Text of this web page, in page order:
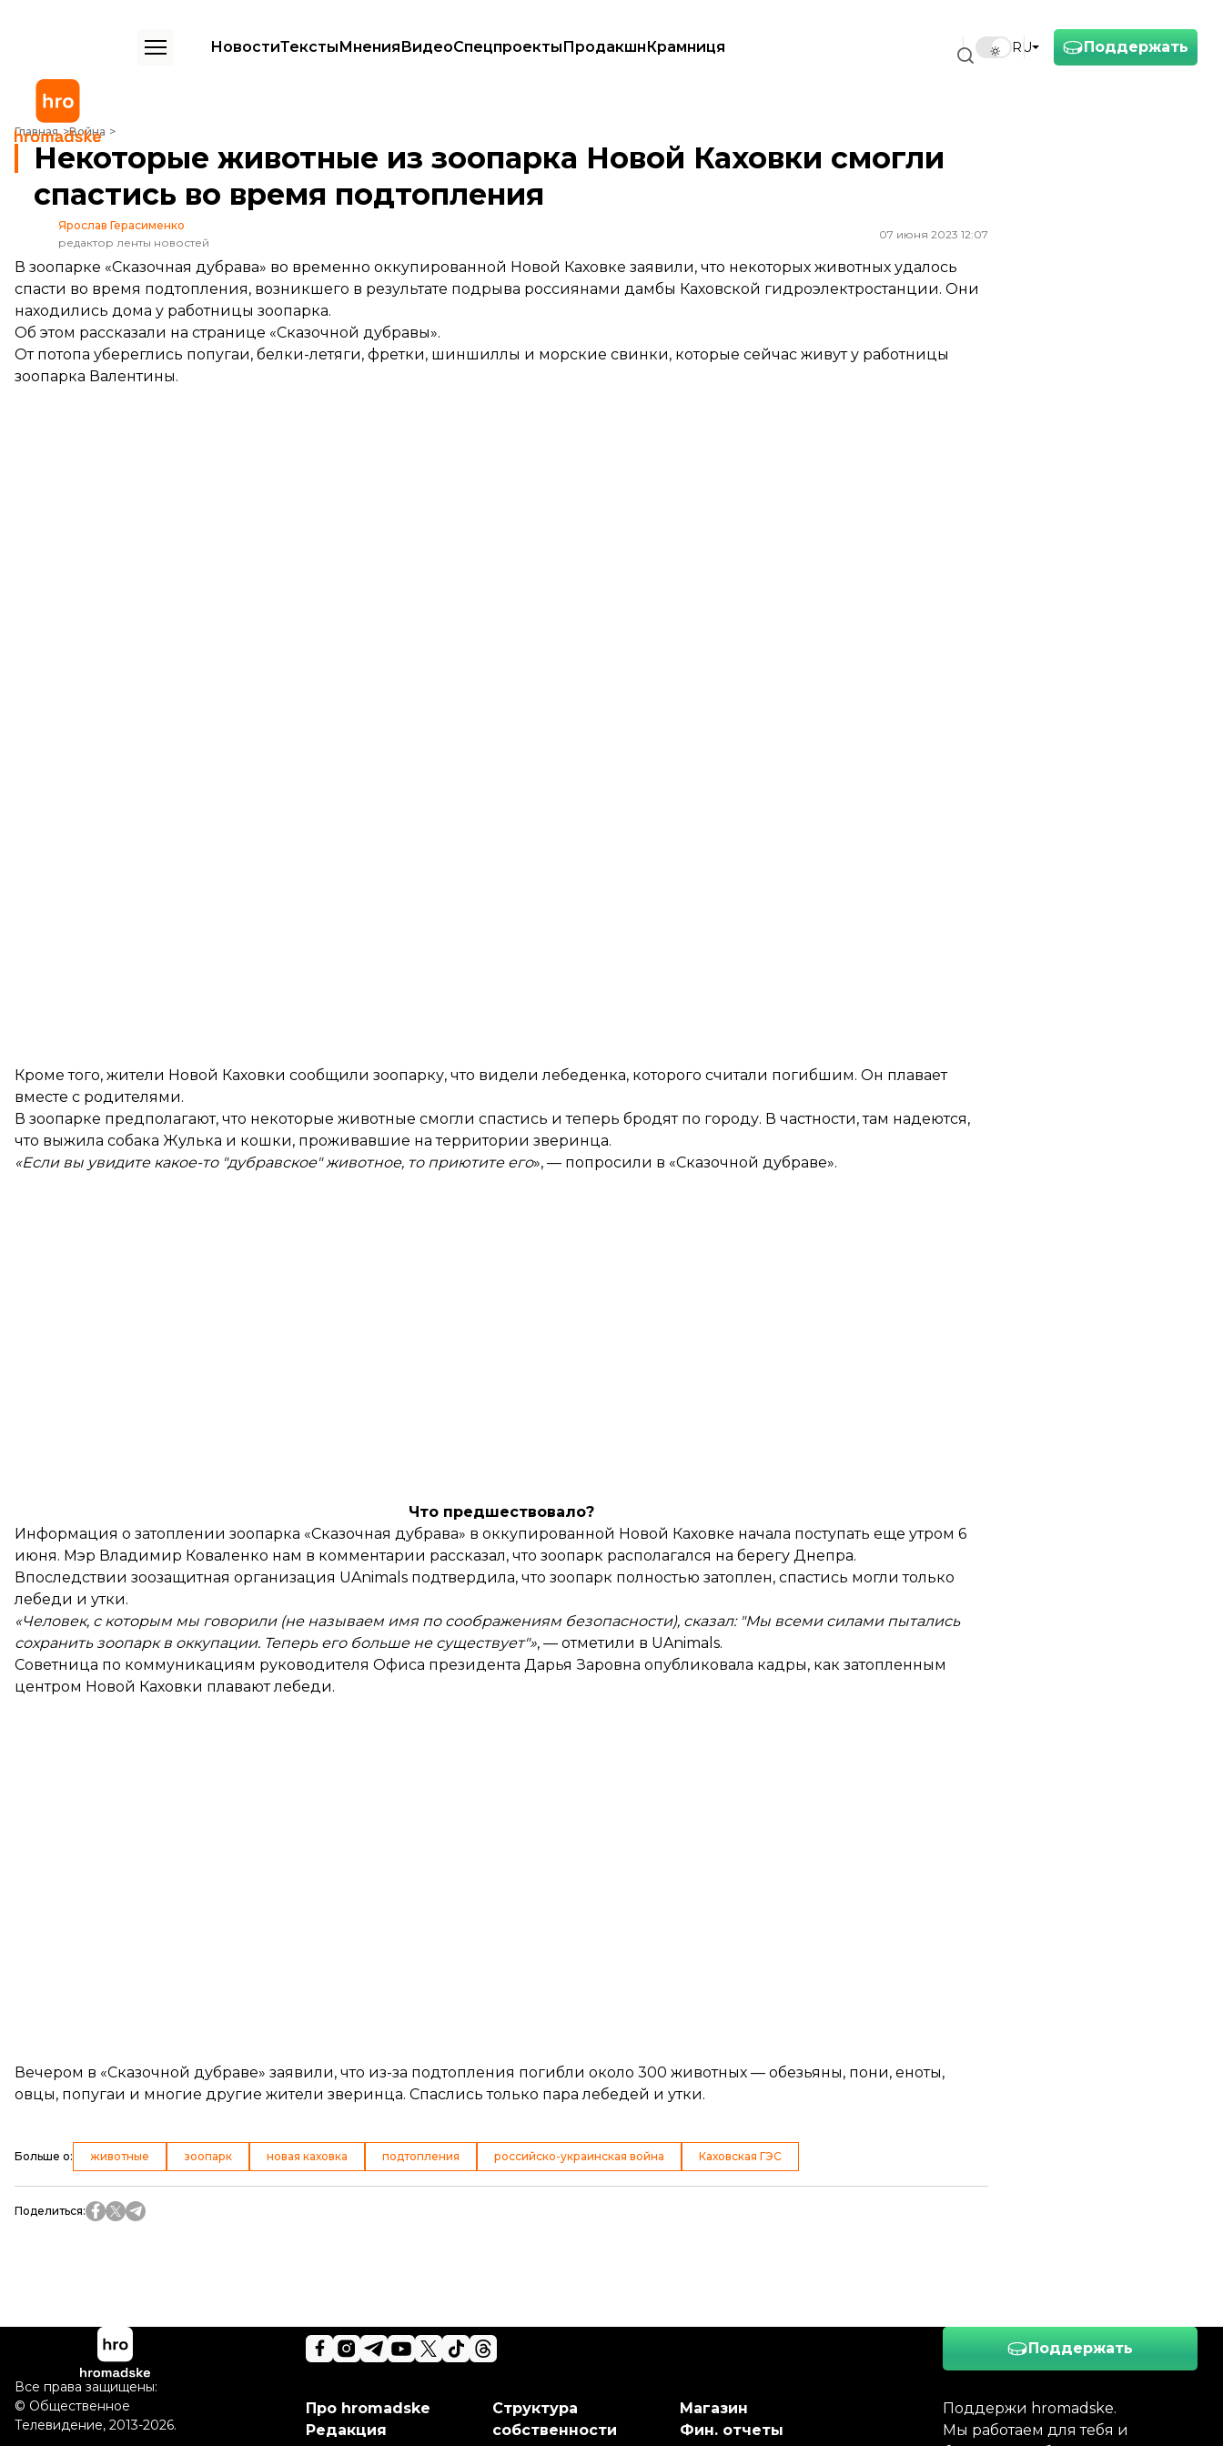
Поддержать
RU
НовостиТекстыМненияВидеоСпецпроектыПродакшнКрамниця
Главная Война
Некоторые животные из зоопарка Новой Каховки смогли спастись во время подтопления
Некоторые животные из зоопарка Новой Каховки смогли
спастись во время подтопления
Ярослав Герасименко
редактор ленты новостей
07 июня 2023 12:07
В зоопарке «Сказочная дубрава» во временно оккупированной Новой Каховке заявили, что некоторых животных удалось
спасти во время подтопления, возникшего в результате подрыва россиянами дамбы Каховской гидроэлектростанции. Они
находились дома у работницы зоопарка.
Об этом рассказали на странице «Сказочной дубравы».
От потопа убереглись попугаи, белки-летяги, фретки, шиншиллы и морские свинки, которые сейчас живут у работницы
зоопарка Валентины.
Кроме того, жители Новой Каховки сообщили зоопарку, что видели лебеденка, которого считали погибшим. Он плавает
вместе с родителями.
В зоопарке предполагают, что некоторые животные смогли спастись и теперь бродят по городу. В частности, там надеются,
что выжила собака Жулька и кошки, проживавшие на территории зверинца.
«Если вы увидите какое-то "дубравское" животное, то приютите его», — попросили в «Сказочной дубраве».
Что предшествовало?
Информация о затоплении зоопарка «Сказочная дубрава» в оккупированной Новой Каховке начала поступать еще утром 6
июня. Мэр Владимир Коваленко нам в комментарии рассказал, что зоопарк располагался на берегу Днепра.
Впоследствии зоозащитная организация UAnimals подтвердила, что зоопарк полностью затоплен, спастись могли только
лебеди и утки.
«Человек, с которым мы говорили (не называем имя по соображениям безопасности), сказал: "Мы всеми силами пытались
сохранить зоопарк в оккупации. Теперь его больше не существует"», — отметили в UAnimals.
Советница по коммуникациям руководителя Офиса президента Дарья Заровна опубликовала кадры, как затопленным
центром Новой Каховки плавают лебеди.
Вечером в «Сказочной дубраве» заявили, что из-за подтопления погибли около 300 животных — обезьяны, пони, еноты,
овцы, попугаи и многие другие жители зверинца. Спаслись только пара лебедей и утки.
Больше о: животные зоопарк новая каховка подтопления российско-украинская война Каховская ГЭС
Поделиться:
Поддержать
Поддержи hromadske.
Мы работаем для тебя и
Про hromadske
Редакция
Структура
собственности
Магазин
Фин. отчеты
Все права защищены:
© Общественное
Телевидение, 2013-2026.